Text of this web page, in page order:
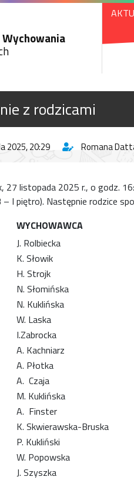
Wychowania
z rodzicami
2025, 20:29 Romana
27 listopada 2025 r., o godz.
I piętro). Następnie rodzice
WYCHOWAWCA
J. Rolbiecka
K. Słowik
H. Strojk
N. Słomińska
N. Kuklińska
W. Laska
I.Zabrocka
A. Kachniarz
A. Płotka
A. Czaja
M. Kuklińska
A. Finster
K. Skwierawska-Bruska
P. Kukliński
W. Popowska
J. Szyszka